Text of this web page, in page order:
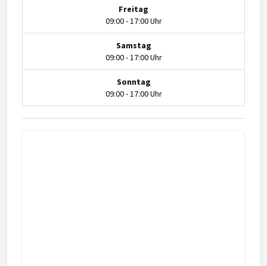
Freitag
09:00 - 17:00 Uhr
Samstag
09:00 - 17:00 Uhr
Sonntag
09:00 - 17:00 Uhr